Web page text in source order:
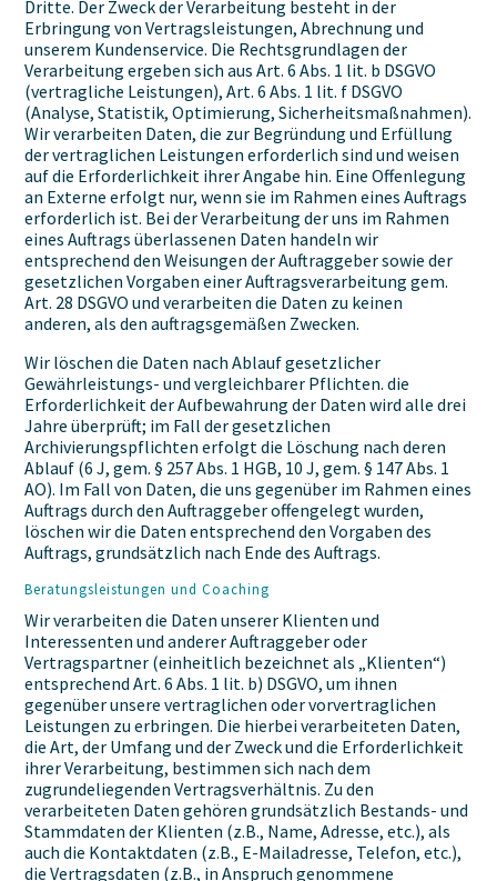
Dritte. Der Zweck der Verarbeitung besteht in der
Erbringung von Vertragsleistungen, Abrechnung und
unserem Kundenservice. Die Rechtsgrundlagen der
Verarbeitung ergeben sich aus Art. 6 Abs. 1 lit. b DSGVO
(vertragliche Leistungen), Art. 6 Abs. 1 lit. f DSGVO
(Analyse, Statistik, Optimierung, Sicherheitsmaßnahmen).
Wir verarbeiten Daten, die zur Begründung und Erfüllung
der vertraglichen Leistungen erforderlich sind und weisen
auf die Erforderlichkeit ihrer Angabe hin. Eine Offenlegung
an Externe erfolgt nur, wenn sie im Rahmen eines Auftrags
erforderlich ist. Bei der Verarbeitung der uns im Rahmen
eines Auftrags überlassenen Daten handeln wir
entsprechend den Weisungen der Auftraggeber sowie der
gesetzlichen Vorgaben einer Auftragsverarbeitung gem.
Art. 28 DSGVO und verarbeiten die Daten zu keinen
anderen, als den auftragsgemäßen Zwecken.
Wir löschen die Daten nach Ablauf gesetzlicher
Gewährleistungs- und vergleichbarer Pflichten. die
Erforderlichkeit der Aufbewahrung der Daten wird alle drei
Jahre überprüft; im Fall der gesetzlichen
Archivierungspflichten erfolgt die Löschung nach deren
Ablauf (6 J, gem. § 257 Abs. 1 HGB, 10 J, gem. § 147 Abs. 1
AO). Im Fall von Daten, die uns gegenüber im Rahmen eines
Auftrags durch den Auftraggeber offengelegt wurden,
löschen wir die Daten entsprechend den Vorgaben des
Auftrags, grundsätzlich nach Ende des Auftrags.
Beratungsleistungen und Coaching
Wir verarbeiten die Daten unserer Klienten und
Interessenten und anderer Auftraggeber oder
Vertragspartner (einheitlich bezeichnet als „Klienten“)
entsprechend Art. 6 Abs. 1 lit. b) DSGVO, um ihnen
gegenüber unsere vertraglichen oder vorvertraglichen
Leistungen zu erbringen. Die hierbei verarbeiteten Daten,
die Art, der Umfang und der Zweck und die Erforderlichkeit
ihrer Verarbeitung, bestimmen sich nach dem
zugrundeliegenden Vertragsverhältnis. Zu den
verarbeiteten Daten gehören grundsätzlich Bestands- und
Stammdaten der Klienten (z.B., Name, Adresse, etc.), als
auch die Kontaktdaten (z.B., E-Mailadresse, Telefon, etc.),
die Vertragsdaten (z.B., in Anspruch genommene